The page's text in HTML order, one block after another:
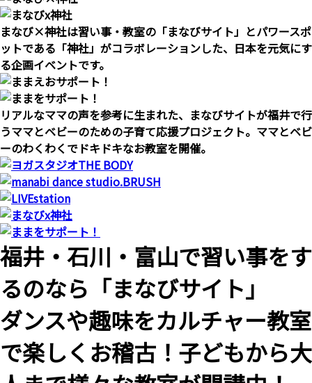
まなび×神社は習い事・教室の「まなびサイト」とパワースポ
ットである「神社」がコラボレーションした、日本を元気にす
る企画イベントです。
リアルなママの声を参考に生まれた、まなびサイトが福井で行
うママとベビーのための子育て応援プロジェクト。ママとベビ
ーのわくわくでドキドキなお教室を開催。
福井・石川・富山で習い事をす
るのなら「まなびサイト」
ダンスや趣味をカルチャー教室
で楽しくお稽古！子どもから大